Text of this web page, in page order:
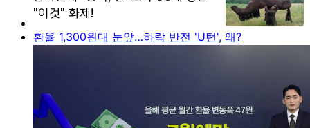
환율 1,300원대 눈앞…하락 반전 'U턴', 왜?